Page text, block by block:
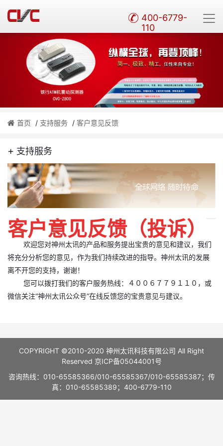
400-6779-
110
首页 / 支持服务 / 客户意见反馈
+ 支持服务
客户意见反馈（投诉）
欢迎您对神州太讯的产品和服务提出宝贵的意见和建议，我们
将充分分析您的意见，作为我们持续改进的指导。神州太讯的发展
离不开您的支持，谢谢！
您可以拨打我们的客户服务热线：４００６７７９１１０，或
微信关注“神州太讯公众号”在线反馈您的宝贵意见与建议。
COPYRIGHT ©2010-2020 神州太讯科技有限公司 All Right
Reserved 京ICP备05044001号
咨询热线：010-65585366/010-65585367/010-65585387；传
真：010-65585389；400-6779-110